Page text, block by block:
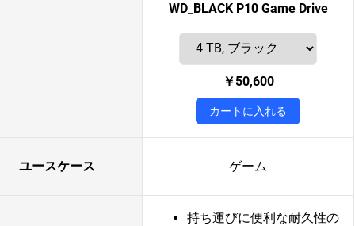
WD_BLACK P10 Game Drive
￥50,600
カートに入れる
ユースケース ゲーム
持ち運びに便利な耐久性の